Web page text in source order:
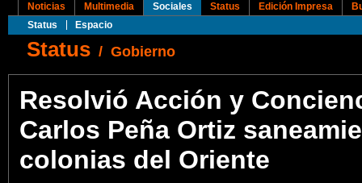
Noticias Multimedia
Sociales
Status
Espacio
Status Edición Impresa
Status / Gobierno
Resolvió Acción y
Carlos Peña Ortiz
colonias del Oriente